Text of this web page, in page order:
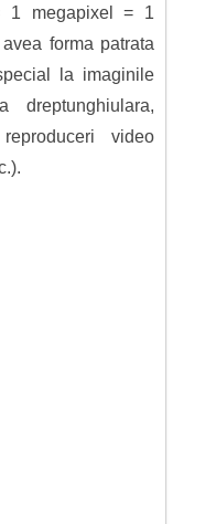
1 megapixel = 1
forma patrata
la imaginile
dreptunghiulara,
video